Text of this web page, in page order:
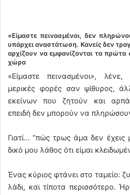
«Είμαστε πεινασμένοι, δεν
υπάρχει αναστάτωση. Κανείς δεν
αρχίζουν να εμφανίζονται τα πρώτα
χώρα
«Είμαστε πεινασμένοι»,
μερικές φορές σαν ψίθυρος,
εκείνων που ζητούν και
επειδή δεν μπορούν να
Γιατί… “πώς τρως άμα δεν έχεις
δικό μου λάθος ότι είμαι
Ένας κύριος φτάνει στο ταμείο:
λάδι, και τίποτα περισσότερο.